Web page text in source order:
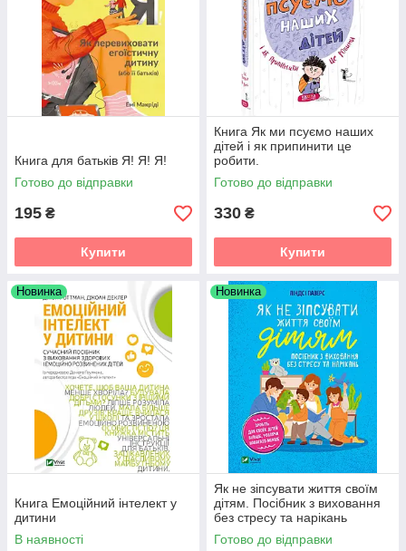
Книга для батьків Я! Я! Я!
Готово до відправки
195 ₴
Купити
Книга Як ми псуємо наших
дітей і як припинити це
робити.
Готово до відправки
330 ₴
Купити
Новинка
Книга Емоційний інтелект у
дитини
В наявності
Новинка
Як не зіпсувати життя своїм
дітям. Посібник з виховання
без стресу та нарікань
Готово до відправки